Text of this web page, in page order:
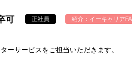
可 正社員 紹介： イーキャリアFA
ーサービスをご担当いただきます。